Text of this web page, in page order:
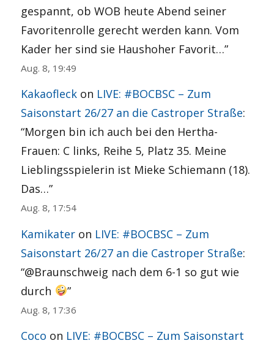
gespannt, ob WOB heute Abend seiner
Favoritenrolle gerecht werden kann. Vom
Kader her sind sie Haushoher Favorit…”
Aug. 8, 19:49
Kakaofleck on LIVE: #BOCBSC – Zum
Saisonstart 26/27 an die Castroper Straße:
“Morgen bin ich auch bei den Hertha-
Frauen: C links, Reihe 5, Platz 35. Meine
Lieblingsspielerin ist Mieke Schiemann (18).
Das…”
Aug. 8, 17:54
Kamikater on LIVE: #BOCBSC – Zum
Saisonstart 26/27 an die Castroper Straße:
“@Braunschweig nach dem 6-1 so gut wie
durch
”
Aug. 8, 17:36
Coco on LIVE: #BOCBSC – Zum Saisonstart